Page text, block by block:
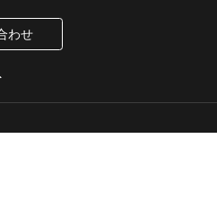
わせ